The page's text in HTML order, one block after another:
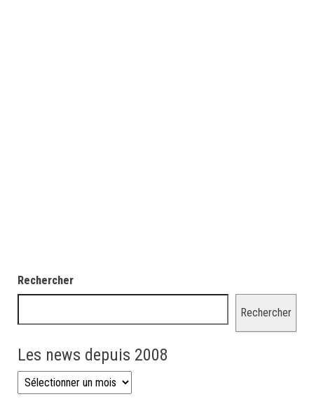
Rechercher
Rechercher
Les news depuis 2008
Les news depuis 2008